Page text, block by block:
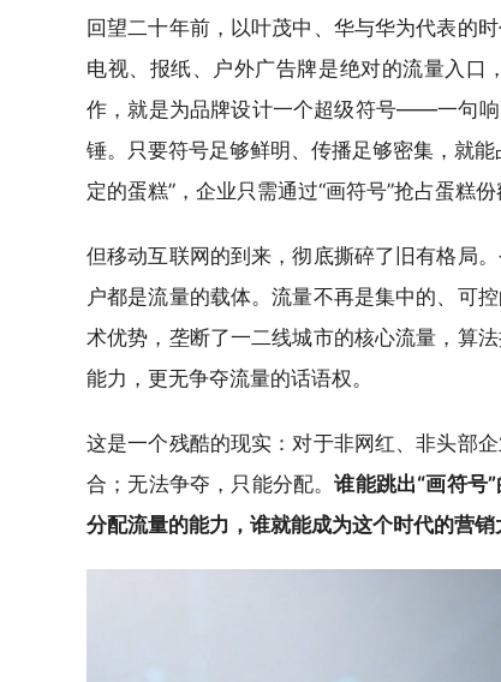
回望二十年前，以叶茂中、华与华为代表的
电视、报纸、户外广告牌是绝对的流量入
作，就是为品牌设计一个超级符号——一句
锤。只要符号足够鲜明、传播足够密集，就
定的蛋糕”，企业只需通过“画符号”抢占蛋糕
但移动互联网的到来，彻底撕碎了旧有格局
户都是流量的载体。流量不再是集中的、可
术优势，垄断了一二线城市的核心流量，算
能力，更无争夺流量的话语权。
这是一个残酷的现实：对于非网红、非头部
合；无法争夺，只能分配。谁能跳出“画符号
分配流量的能力，谁就能成为这个时代的营销